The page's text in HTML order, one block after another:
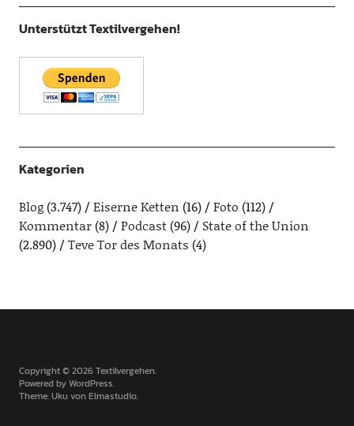
Unterstützt Textilvergehen!
Kategorien
Blog(3.747) Eiserne Ketten (16) Foto (112)
Kommentar(8) Podcast(96)
State of the Union
(2.890)
Teve Tor des Monats (4)
Copyright © 2026 Textilvergehen
Powered byWordPress
Theme: Uku vonElmastudio